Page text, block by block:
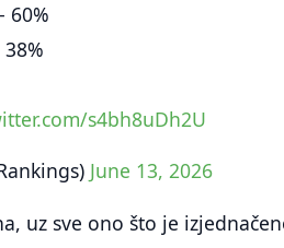
60%
s4bh8uDh2U
June 13, 2026
uz sve ono što je